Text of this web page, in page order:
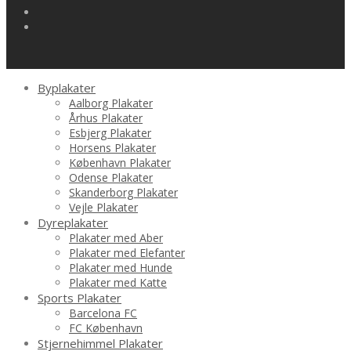
Byplakater
Aalborg Plakater
Århus Plakater
Esbjerg Plakater
Horsens Plakater
København Plakater
Odense Plakater
Skanderborg Plakater
Vejle Plakater
Dyreplakater
Plakater med Aber
Plakater med Elefanter
Plakater med Hunde
Plakater med Katte
Sports Plakater
Barcelona FC
FC København
Stjernehimmel Plakater